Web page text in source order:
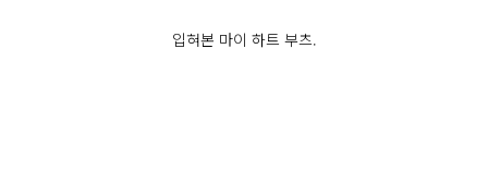
입혀본 마이 하트 부츠.